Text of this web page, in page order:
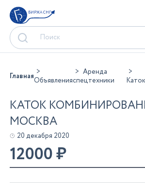
БИРЖА СНГ
ГлавнаяОбъявления
Аренда
спецтехники
Каток
КАТОК
МОСКВА
20 декабря 2020
12000₽